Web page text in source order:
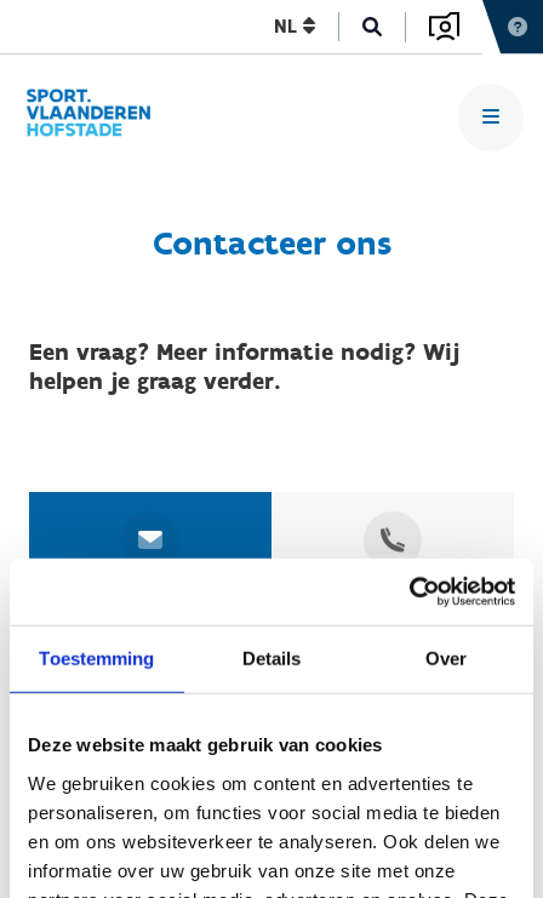
Toestemming Details Over
Deze website maakt gebruik van cookies
We gebruiken cookies om content en advertenties te
personaliseren, om functies voor social media te bieden
en om ons websiteverkeer te analyseren. Ook delen we
informatie over uw gebruik van onze site met onze
NL
Contacteer ons
Een vraag? Meer informatie nodig? Wij
helpen je graag verder.
Geef aan tot welk domein jouw vraag behoort